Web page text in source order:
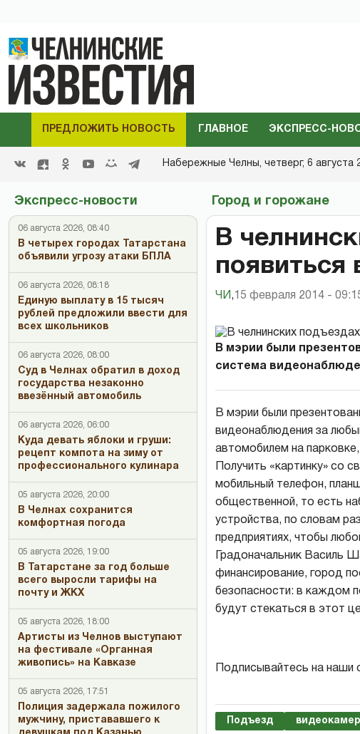
ПРЕДЛОЖИТЬ НОВОСТЬ ГЛАВНОЕ ЭКСПРЕСС-
Набережные Челны, четверг, 6 августа
Экспресс-новости
06 августа 2026, 08:40
В четырех городах Татарстана
объявили угрозу атаки БПЛА
06 августа 2026, 08:18
Единую выплату в 15 тысяч
рублей предложили ввести для
всех школьников
06 августа 2026, 08:00
Суд в Челнах обратил в доход
государства незаконно
ввезённый автомобиль
06 августа 2026, 06:00
Куда девать яблоки и груши:
рецепт компота на зиму от
профессионального кулинара
05 августа 2026, 20:00
В Челнах сохранится
комфортная погода
05 августа 2026, 19:00
В Татарстане за год больше
всего выросли тарифы на
почту и ЖКХ
05 августа 2026, 18:00
Артисты из Челнов выступают
на фестивале «Органная
живопись» на Кавказе
05 августа 2026, 17:51
Полиция задержала пожилого
мужчину, пристававшего к
Город и горожане
В
появиться
ЧИ , 15 февраля 2014 -
В мэрии были
система
В мэрии были
видеонаблюдения за
автомобилем на
Получить «картинку» со
мобильный телефон,
общественной, то есть
устройства, по словам
предприятиях, чтобы
Градоначальник Василь
финансирование, город
безопасности: в каждом
будут стекаться в этот
Подписывайтесь на наши
Подъезд